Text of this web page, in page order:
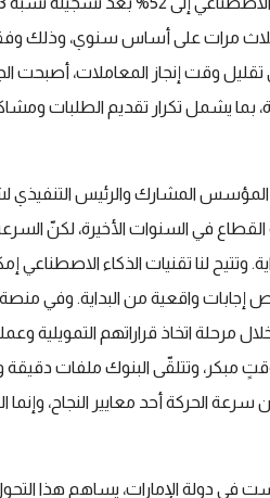
ثلاث مرات على أساس سنوي، وذلك
وقت إنجاز المعاملات، أصبحت
يشمل تكرار تقديم الطلبات
المؤسس المشارك والرئيس
في السنوات الأخيرة، لكنّ
وتتيح لنا تقنيات الذكاء
إجابات واقعية من البداية. وفي
مرحلة اتخاذ قراراتهم التمويلية
مبكر، وتتلقّى البنوك ملفات دقيقة
توتراً. وفي عام 2026، لن تكون سرعة الحركة أحد
في دولة الإمارات، يساهم هذا